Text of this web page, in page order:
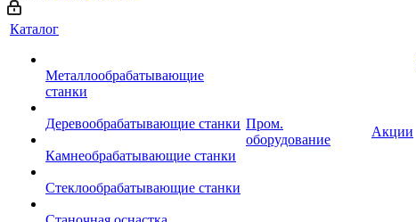
Каталог
Металлообрабатывающие
станки
Деревообрабатывающие станки
Камнеобрабатывающие станки
Стеклообрабатывающие станки
Пром.
оборудование
Акции